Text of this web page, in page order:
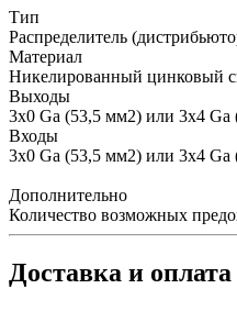
Тип
Распределитель
Материал
Никелированный цинковый
Выходы
3х0 Ga (53,5 мм2) или 3х4 Ga
Входы
3x0 Ga (53,5 мм2) или 3х4 Ga
Дополнительно
Количество возможных
Доставка и оплата